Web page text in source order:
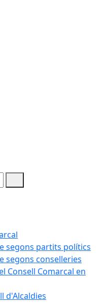
segons partits polítics
segons conselleries
Consell Comarcal en
d'Alcaldies